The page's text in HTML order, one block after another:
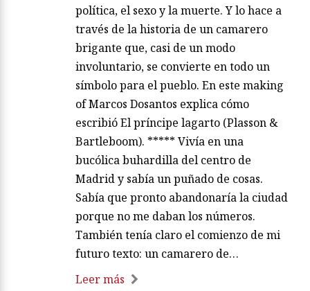
política, el sexo y la muerte. Y lo hace a
través de la historia de un camarero
brigante que, casi de un modo
involuntario, se convierte en todo un
símbolo para el pueblo. En este making
of Marcos Dosantos explica cómo
escribió El príncipe lagarto (Plasson &
Bartleboom). ***** Vivía en una
bucólica buhardilla del centro de
Madrid y sabía un puñado de cosas.
Sabía que pronto abandonaría la ciudad
porque no me daban los números.
También tenía claro el comienzo de mi
futuro texto: un camarero de…
Leer más